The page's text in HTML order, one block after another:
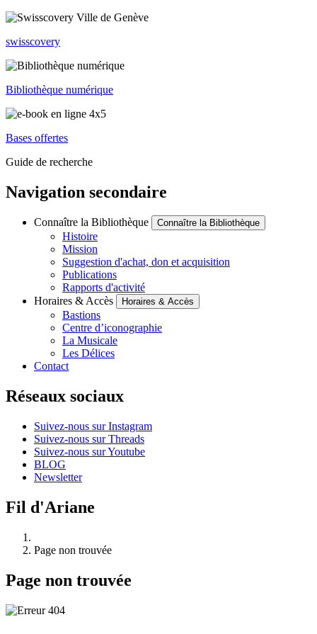
swisscovery
Bibliothèque numérique
Bases offertes
Guide de recherche
Navigation secondaire
Connaître la Bibliothèque Connaître la Bibliothèque
Histoire
Mission
Suggestion d'achat, don et acquisition
Publications
Rapports d'activité
Horaires & Accès
Horaires & Accès
Bastions
Centre d’iconographie
La Musicale
Les Délices
Contact
Réseaux sociaux
Suivez-nous sur Instagram
Suivez-nous sur Threads
Suivez-nous sur Youtube
BLOG
Newsletter
Fil d'Ariane
Page non trouvée
Page non trouvée